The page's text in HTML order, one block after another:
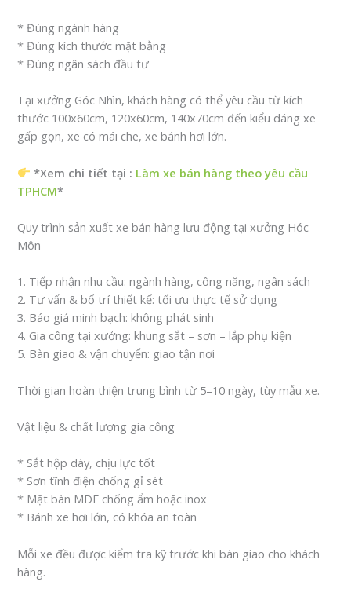
* Đúng ngành hàng
* Đúng kích thước mặt bằng
* Đúng ngân sách đầu tư
Tại xưởng Góc Nhìn, khách hàng có thể yêu cầu từ kích
thước 100x60cm, 120x60cm, 140x70cm đến kiểu dáng xe
gấp gọn, xe có mái che, xe bánh hơi lớn.
*Xem chi tiết tại : Làm xe bán hàng theo yêu cầu
TPHCM*
Quy trình sản xuất xe bán hàng lưu động tại xưởng Hóc
Môn
1. Tiếp nhận nhu cầu: ngành hàng, công năng, ngân sách
2. Tư vấn & bố trí thiết kế: tối ưu thực tế sử dụng
3. Báo giá minh bạch: không phát sinh
4. Gia công tại xưởng: khung sắt – sơn – lắp phụ kiện
5. Bàn giao & vận chuyển: giao tận nơi
Thời gian hoàn thiện trung bình từ 5–10 ngày, tùy mẫu xe.
Vật liệu & chất lượng gia công
* Sắt hộp dày, chịu lực tốt
* Sơn tĩnh điện chống gỉ sét
* Mặt bàn MDF chống ẩm hoặc inox
* Bánh xe hơi lớn, có khóa an toàn
Mỗi xe đều được kiểm tra kỹ trước khi bàn giao cho khách
hàng.